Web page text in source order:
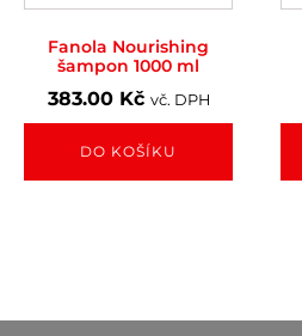
Fanola Nourishing
šampon 1000 ml
383.00 Kč vč. DPH
DO KOŠÍKU